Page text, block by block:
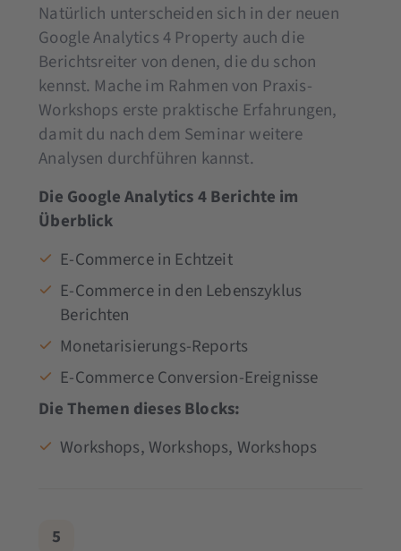
Natürlich unterscheiden sich in der neuen
Google Analytics 4 Property auch die
Berichtsreiter von denen, die du schon
kennst. Mache im Rahmen von Praxis-
Workshops erste praktische Erfahrungen,
damit du nach dem Seminar weitere
Analysen durchführen kannst.
Die Google Analytics 4 Berichte im
Überblick
E-Commerce in Echtzeit
E-Commerce in den Lebenszyklus
Berichten
Monetarisierungs-Reports
E-Commerce Conversion-Ereignisse
Die Themen dieses Blocks:
Workshops, Workshops, Workshops
5